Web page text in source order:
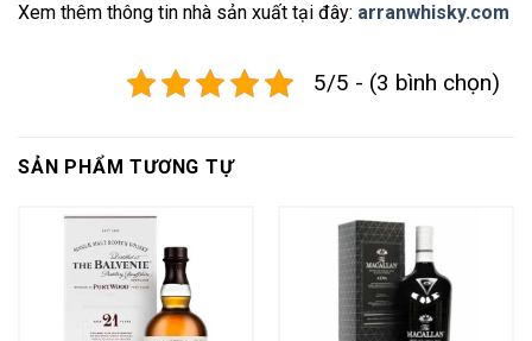
Xem thêm thông tin nhà sản xuất tại đây: arranwhisky.com
5/5 - (3 bình chọn)
SẢN PHẨM TƯƠNG TỰ